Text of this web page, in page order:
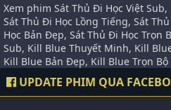
Xem phim Sát Thủ Đi Học Việt
Sát Thủ Đi Học Lồng Tiếng, Sát
Học Bản Đẹp, Sát Thủ Đi Học Trọn
Sub, Kill Blue Thuyết Minh, Kill
Kill Blue Bản Đẹp, Kill Blue Trọn Bộ
UPDATE PHIM QUA